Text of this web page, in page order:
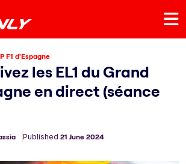
F1 d'Espagne
les EL1 du Grand
en direct (séance
Published 21 June 2024